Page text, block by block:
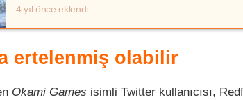
4 yıl önce eklendi
ertelenmiş olabilir
Okami Games isimli Twitter kullanıcısı,